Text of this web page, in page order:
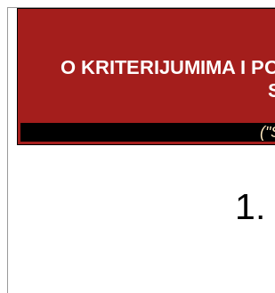
O KRITERIJUMIMA I